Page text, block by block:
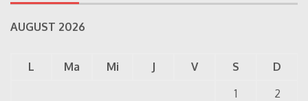
AUGUST 2026
L Ma Mi J V S
D
1
2